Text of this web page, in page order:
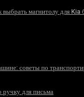
магнитолу для Kia
советы по
для письма